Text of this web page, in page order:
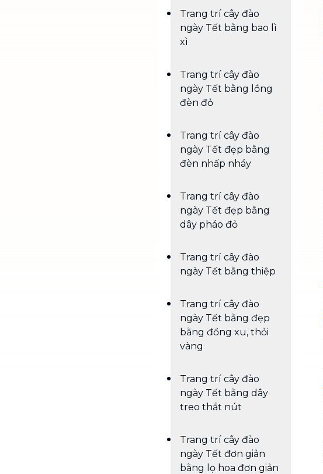
Trang trí cây đào
ngày Tết bằng bao lì
xì
Trang trí cây đào
ngày Tết bằng lồng
đèn đỏ
Trang trí cây đào
ngày Tết đẹp bằng
đèn nhấp nháy
Trang trí cây đào
ngày Tết đẹp bằng
dây pháo đỏ
Trang trí cây đào
ngày Tết bằng thiệp
Trang trí cây đào
ngày Tết bằng đẹp
bằng đồng xu, thỏi
vàng
Trang trí cây đào
ngày Tết bằng dây
treo thắt nút
Trang trí cây đào
ngày Tết đơn giản
bằng lọ hoa đơn giản